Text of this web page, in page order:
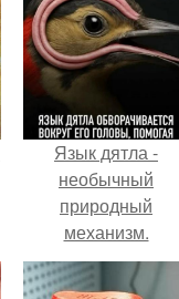
Язык дятла -
необычный
природный
механизм.